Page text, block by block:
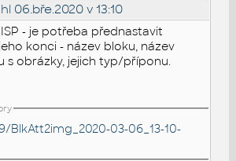
06.bře.2020 v 13:10
- je potřeba přednastavit
konci - název bloku, název
s obrázky, jejich typ/příponu.
BlkAtt2img_2020-03-06_13-10-